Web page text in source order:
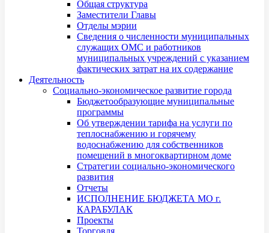
Общая структура
Заместители Главы
Отделы мэрии
Сведения о численности муниципальных
служащих ОМС и работников
муниципальных учреждений с указанием
фактических затрат на их содержание
Деятельность
Социально-экономическое развитие города
Бюджетообразующие муниципальные
программы
Об утверждении тарифа на услуги по
теплоснабжению и горячему
водоснабжению для собственников
помещений в многоквартирном доме
Стратегии социально-экономического
развития
Отчеты
ИСПОЛНЕНИЕ БЮДЖЕТА МО г.
КАРАБУЛАК
Проекты
Торговля